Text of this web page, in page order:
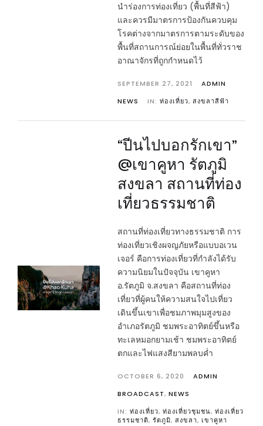
นำร่องการท่องเที่ยว (พื้นที่สีฟ้า)
และควรมีมาตรการป้องกันควบคุม
โรคต่างจากมาตรการตามระดับของ
พื้นที่สถานการณ์ย่อยในพื้นที่ทั่วราช
อาณาจักรที่ถูกกำหนดไว้
SEPTEMBER 27, 2021
ADMIN
NEWS
IN: ท่องเที่ยว, สงขลาสีฟ้า
“ปีนไปบอกรักเขา”
@เขาคูหา รัตภูมิ
สงขลา สถานที่ท่อง
เที่ยวธรรมชาติ
สถานที่ท่องเที่ยวทางธรรมชาติ การ
ท่องเที่ยวเชิงผจญภัยหรือแบบอเวน
เจอร์ คือการท่องเที่ยวที่กำลังได้รับ
ความนิยมในปัจจุบัน เขาคูหา
อ.รัตภูมิ จ.สงขลา คือสถานที่ท่อง
เที่ยวที่ผู้คนให้ความสนใจไปเที่ยว
เดินขึ้นเขาเพื่อชมภาพมุมสูงของ
อำเภอรัตภูมิ ชมพระอาทิตย์ขึ้นหรือ
ทะเลหมอกยามเช้า ชมพระอาทิตย์
ตกและไฟแสงสียามพลบค่ำ
OCTOBER 6, 2020
ADMIN
BROADCAST, NEWS
IN: ท่องเที่ยว, ท่องเที่ยวชุมชน, ท่องเที่ยว
ธรรมชาติ, รัตภูมิ, สงขลา, เขาคูหา